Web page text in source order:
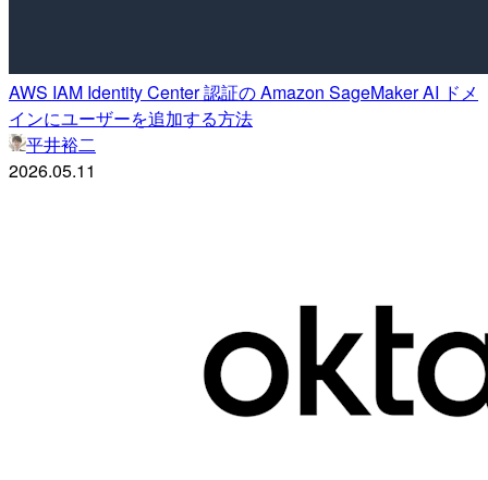
AWS IAM Identity Center 認証の Amazon SageMaker AI ドメ
インにユーザーを追加する方法
平井裕二
2026.05.11